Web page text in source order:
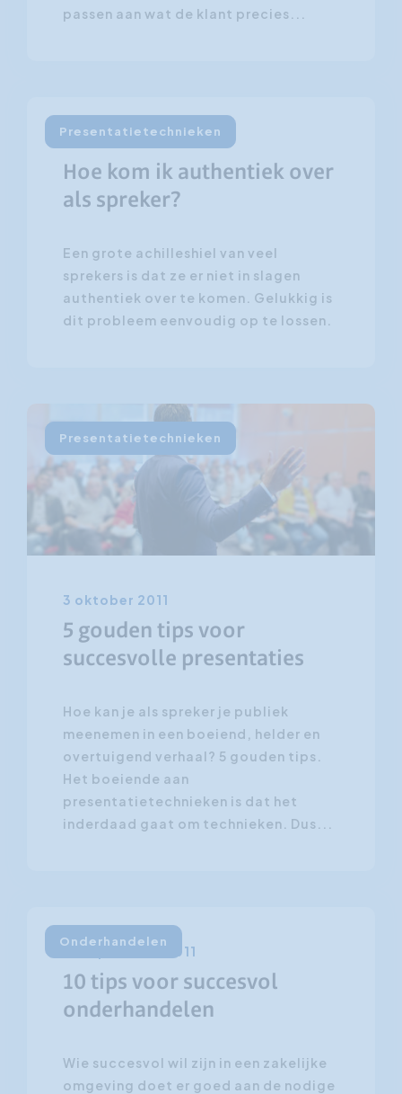
passen aan wat de klant precies...
Presentatietechnieken
20 oktober 2011
Hoe kom ik authentiek over
als spreker?
Een grote achilleshiel van veel
sprekers is dat ze er niet in slagen
authentiek over te komen. Gelukkig is
dit probleem eenvoudig op te lossen.
Presentatietechnieken
3 oktober 2011
5 gouden tips voor
succesvolle presentaties
Hoe kan je als spreker je publiek
meenemen in een boeiend, helder en
overtuigend verhaal? 5 gouden tips.
Het boeiende aan
presentatietechnieken is dat het
inderdaad gaat om technieken. Dus...
Onderhandelen
12 september 2011
10 tips voor succesvol
onderhandelen
Wie succesvol wil zijn in een zakelijke
omgeving doet er goed aan de nodige